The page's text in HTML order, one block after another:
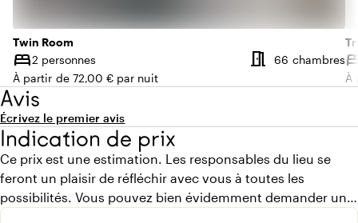
Twin Room
bed
Capacité
2 personnes meeting_room
66 chambres
À partir de 72,00 € par nuit
À
Avis
Écrivez le premier avis
Indication de prix
Ce prix est une estimation. Les responsables du lieu se
feront un plaisir de réfléchir avec vous à toutes les
possibilités. Vous pouvez bien évidemment demander un
devis gratuit.